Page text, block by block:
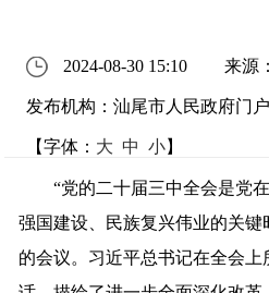
2024-08-30 15:10 来源
发布机构：汕尾市人民政府门
【字体： 大 中 小】
“党的二十届三中全会是党
强国建设、民族复兴伟业的关
的会议。习近平总书记在全会